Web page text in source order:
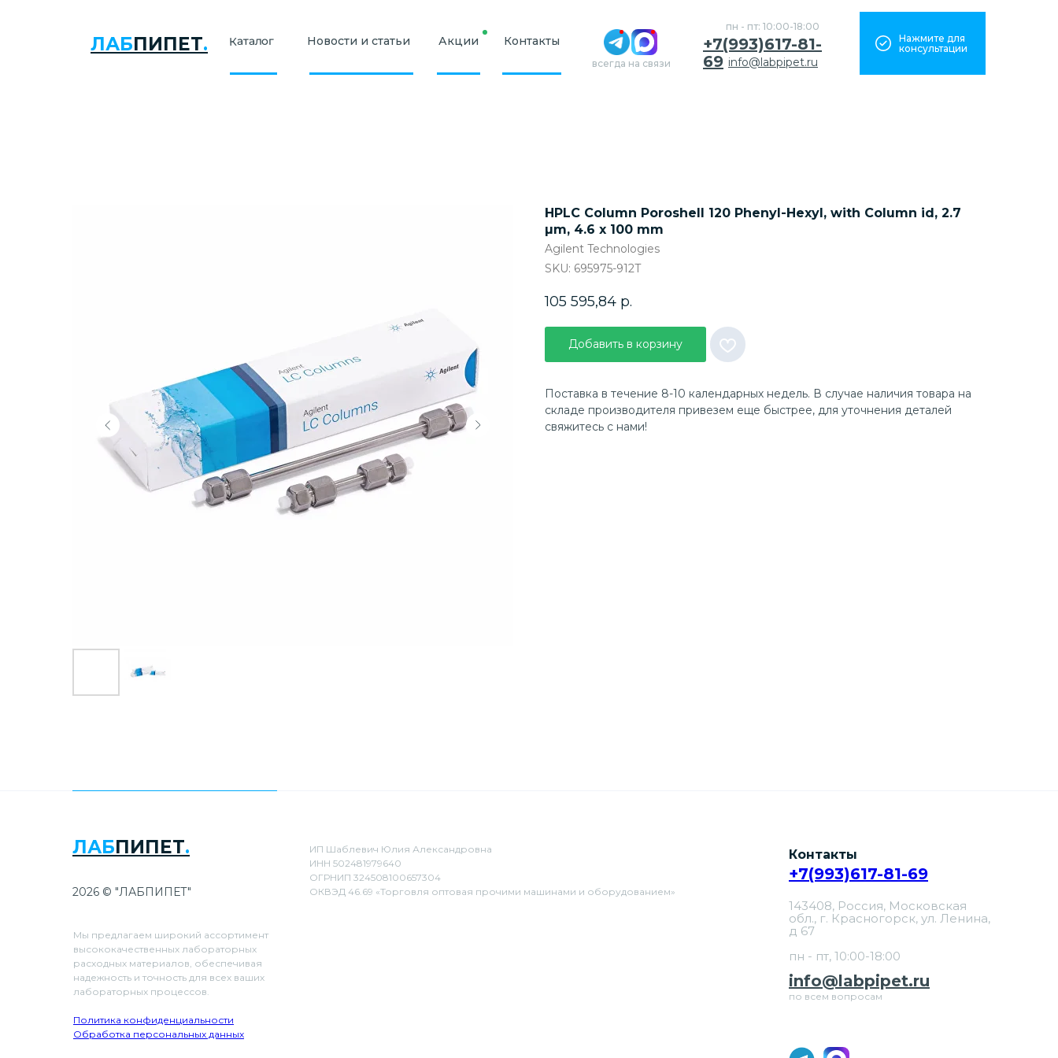
ЛАБПИПЕТ.
Нажмите для
консультации
пн - пт: 10:00-18:00
info@labpipet.ru
Каталог Контакты
Новости и статьи
всегда на связи
+7(993)617-81-
69
Акции
HPLC Column Poroshell 120 Phenyl-Hexyl, with Column id, 2.7
µm, 4.6 x 100 mm
Agilent Technologies
SKU: 695975-912T
105 595,84 р.
Добавить в корзину
Поставка в течение 8-10 календарных недель. В случае наличия товара на
складе производителя привезем еще быстрее, для уточнения деталей
свяжитесь с нами!
ЛАБПИПЕТ.
Мы предлагаем широкий ассортимент
высококачественных лабораторных
расходных материалов, обеспечивая
надежность и точность для всех ваших
лабораторных процессов.
Политика конфиденциальности
Обработка персональных данных
ИП Шаблевич Юлия Александровна
ИНН 502481979640
ОГРНИП 324508100657304
ОКВЭД 46.69 «Торговля оптовая прочими машинами и оборудованием»
2026 © "ЛАБПИПЕТ"
Контакты
info@labpipet.ru
+7(993)617-81-69
по всем вопросам
143408, Россия, Московская
обл., г. Красногорск, ул. Ленина,
д 67
пн - пт, 10:00-18:00